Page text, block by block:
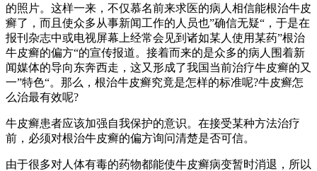
的照片。这样一来，不仅慕名前来求医的病人相信能根治牛皮
癣了，而且使众多从事新闻工作的人员也”确信无疑“，于是在
报刊杂志中或电视屏幕上经常会见到诸如某人使用某药”根治
牛皮癣的偏方“的宣传报道。接着而来的是众多的病人围着新
闻媒体的导向东奔西走，这又形成了我国当前治疗牛皮癣的又
一”特色“。那么，根治牛皮癣究竟是怎样的标准呢?牛皮癣怎
么治最有效呢?
牛皮癣患者应该加强自我保护的意识。在接受某种方法治疗
前，必须对根治牛皮癣的偏方询问清楚是否可信。
由于很多对人体有毒的药物都能使牛皮癣病变暂时消退，所以